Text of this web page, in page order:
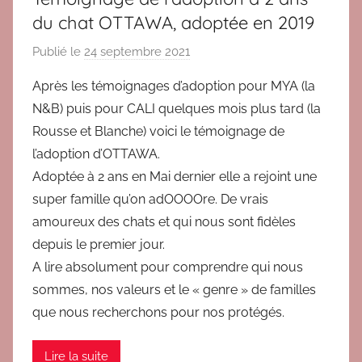
g
n
s
a
d
o
p
t
i
o
n
du chat OTTAWA, adoptée en 2019
Publié le 24 septembre 2021
r
B
r
g
i
t
Après les témoignages d’adoption pour MYA (la
N&B) puis pour CALI quelques mois plus tard (la
Rousse et Blanche) voici le témoignage de
l’adoption d’OTTAWA.
Adoptée à 2 ans en Mai dernier elle a rejoint une
super famille qu’on adOOOOre. De vrais
amoureux des chats et qui nous sont fidèles
depuis le premier jour.
A lire absolument pour comprendre qui nous
sommes, nos valeurs et le « genre » de familles
que nous recherchons pour nos protégés.
Lire la suite